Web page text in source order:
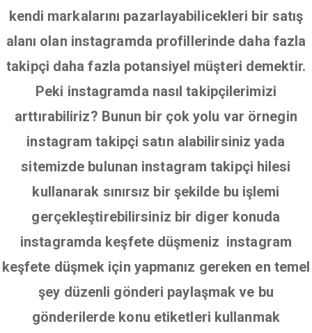
kendi markalarını pazarlayabilicekleri bir satış
alanı olan instagramda profillerinde daha fazla
takipçi daha fazla potansiyel müşteri demektir.
Peki instagramda nasıl takipçilerimizi
arttırabiliriz? Bunun bir çok yolu var örnegin
instagram takipçi satın alabilirsiniz yada
sitemizde bulunan instagram takipçi hilesi
kullanarak sınırsız bir şekilde bu işlemi
gerçekleştirebilirsiniz bir diger konuda
instagramda keşfete düşmeniz instagram
keşfete düşmek için yapmanız gereken en temel
şey düzenli gönderi paylaşmak ve bu
gönderilerde konu etiketleri kullanmak